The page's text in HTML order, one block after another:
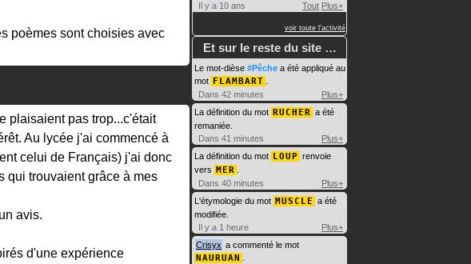
poèmes sont choisies avec
plaisaient pas trop...c'était
Au lycée j'ai commencé à
celui de Français) j'ai donc
qui trouvaient grâce à mes
avis.
d'une expérience
Il y a 10 ans
Tout Plus+
voir toute l'activité
Et sur le reste du site …
Le mot-dièse #Pêche a été appliqué au
mot FLAMBART
Dans 42 minutes
Plus+
La définition du mot RUCHER a été
remaniée.
Dans 41 minutes
Plus+
La définition du mot LOUP renvoie
vers MER
Dans 40 minutes
Plus+
L'étymologie du mot MUSCLE a été
modifiée.
Il y a 1 heure
Plus+
Crisyx a commenté le mot
NAURUAN